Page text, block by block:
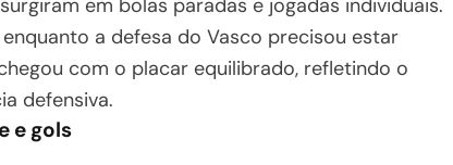
em bolas paradas e jogadas individuais.
a defesa do Vasco precisou estar
com o placar equilibrado, refletindo o
defensiva.
e gols